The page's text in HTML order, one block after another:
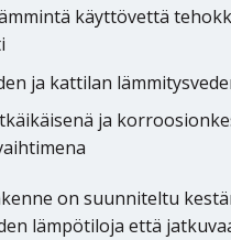
käyttövettä
ja kattilan
ja
on suunniteltu
lämpötiloja että